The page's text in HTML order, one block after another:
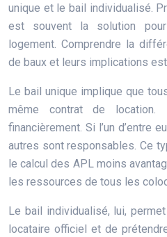
unique et le bail individualisé.
est souvent la solution
logement. Comprendre la
de baux et leurs implications
Le bail unique implique que
même contrat de
financièrement. Si l’un d’entre
autres sont responsables. Ce
le calcul des APL moins
les ressources de tous les
Le bail individualisé, lui,
locataire officiel et de